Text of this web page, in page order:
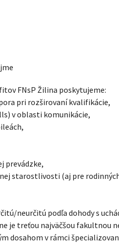
FNsP Žilina poskytujeme:
pri rozširovaní kvalifikácie,
v oblasti komunikácie,
prevádzke,
starostlivosti (aj pre
neurčitú podľa dohody s
je treťou najväčšou fakultnou
dosahom v rámci